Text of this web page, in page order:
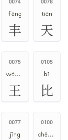
fēng
丰
tiān
天
0075
wáng、wàng
王
0105
bǐ
比
0077
jǐng
0100
chē、jū